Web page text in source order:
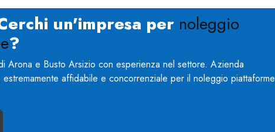
un'impresa per noleggio
?
Arona e Busto Arsizio con esperienza nel settore. Azienda
affidabile e concorrenziale per il noleggio piattaforme